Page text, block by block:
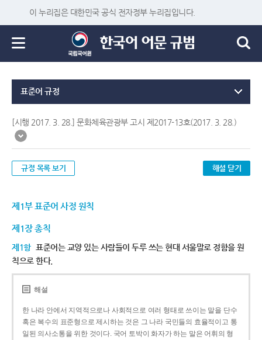
이 누리집은 대한민국 공식 전자정부 누리집입니다.
표준어 규정
[시행 2017. 3. 28.] 문화체육관광부 고시 제2017-13호(2017. 3. 28.)
규정 목록 보기 해설 닫기
제1부 표준어 사정 원칙
제1장 총칙
제1항 표준어는 교양 있는 사람들이 두루 쓰는 현대 서울말로 정함을 원
칙으로 한다.
해설
한 나라 안에서 지역적으로나 사회적으로 여러 형태로 쓰이는 말을 단수
혹은 복수의 표준형으로 제시하는 것은 그 나라 국민들의 효율적이고 통
일된 의사소통을 위한 것이다. 국어 토박이 화자가 하는 말은 어휘의 형